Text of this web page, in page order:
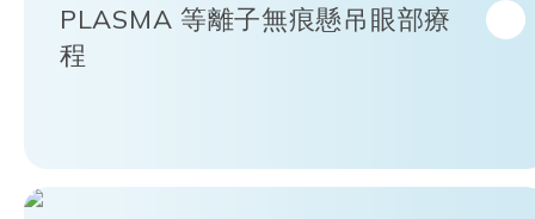
PLASMA 等離子無痕懸吊眼部療
程